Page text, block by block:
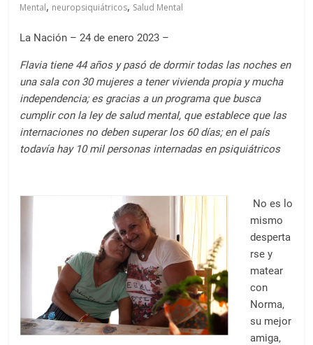
Mental, neuropsiquiátricos, Salud Mental
La Nación – 24 de enero 2023 –
Flavia tiene 44 años y pasó de dormir todas las noches en
una sala con 30 mujeres a tener vivienda propia y mucha
independencia; es gracias a un programa que busca
cumplir con la ley de salud mental, que establece que las
internaciones no deben superar los 60 días; en el país
todavía hay 10 mil personas internadas en psiquiátricos
No es lo
mismo
desperta
rse y
matear
con
Norma,
su mejor
amiga,